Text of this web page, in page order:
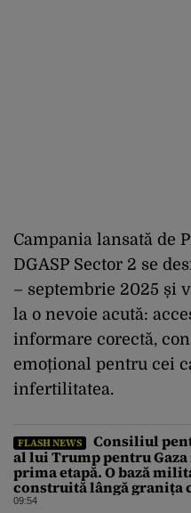
Campania lansată de
DGASP Sector 2 se
– septembrie 2025 și
la o nevoie acută:
informare corectă,
emoțional pentru cei
infertilitatea.
FLASH NEWS
Consiliul
al lui Trump pentru
prima etapă. O bază
construită lângă granița
Israelul
09:54